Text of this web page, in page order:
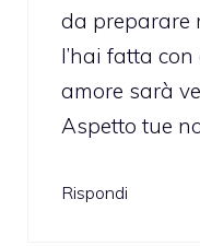
da preparare
l’hai fatta
amore sarà
Aspetto tue
Rispondi